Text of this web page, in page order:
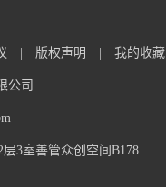
版权声明 我的收藏
公司
3室善管众创空间B178